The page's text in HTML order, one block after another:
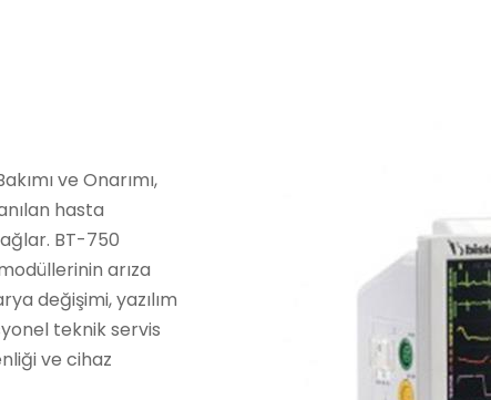
ve Onarımı,
hasta
BT-750
arıza
değişimi, yazılım
teknik servis
ve cihaz